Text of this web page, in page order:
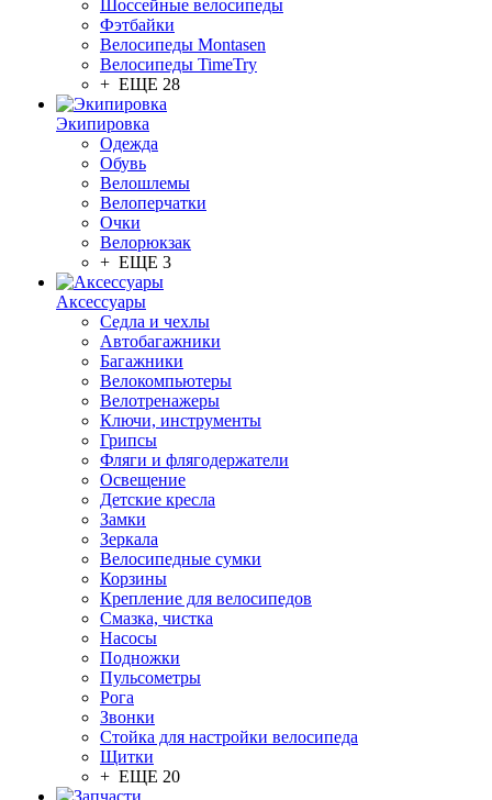
Шоссейные велосипеды
Фэтбайки
Велосипеды Montasen
Велосипеды TimeTry
+ ЕЩЕ 28
Экипировка
Одежда
Обувь
Велошлемы
Велоперчатки
Очки
Велорюкзак
+ ЕЩЕ 3
Аксессуары
Седла и чехлы
Автобагажники
Багажники
Велокомпьютеры
Велотренажеры
Ключи, инструменты
Грипсы
Фляги и флягодержатели
Освещение
Детские кресла
Замки
Зеркала
Велосипедные сумки
Корзины
Крепление для велосипедов
Смазка, чистка
Насосы
Подножки
Пульсометры
Рога
Звонки
Стойка для настройки велосипеда
Щитки
+ ЕЩЕ 20